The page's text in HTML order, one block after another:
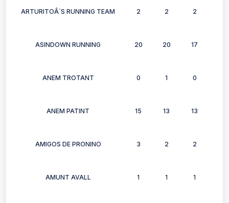
ARTURITOÂ´S RUNNING TEAM 2 2 2
ASINDOWN RUNNING 20 20 17
ANEM TROTANT 0 1 0
ANEM PATINT 15 13 13
AMIGOS DE PRONINO 3 2 2
AMUNT AVALL 1 1 1